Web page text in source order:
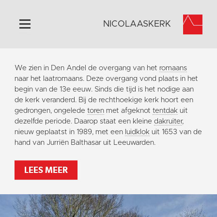
Home
Algemeen
Historie
Omgeving
Activiteiten
Steun ons
Contact
Vaktaal
NICOLAASKERK
We zien in Den Andel de overgang van het romaans
naar het laatromaans. Deze overgang vond plaats in het
begin van de 13e eeuw. Sinds die tijd is het nodige aan
de kerk veranderd. Bij de rechthoekige kerk hoort een
gedrongen, ongelede toren met afgeknot tentdak uit
dezelfde periode. Daarop staat een kleine dakruiter,
nieuw geplaatst in 1989, met een luidklok uit 1653 van de
hand van Jurriën Balthasar uit Leeuwarden.
LEES MEER